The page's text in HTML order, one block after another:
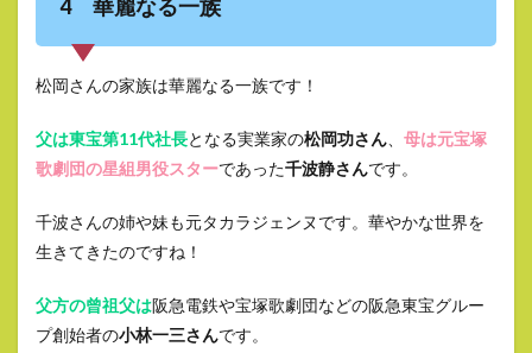
4 華麗なる一族
松岡さんの家族は華麗なる一族です！
父は東宝第11代社長となる実業家の松岡功さん
母は元宝塚
歌劇団の星組男役スターであった千波静さんです。
千波さんの姉や妹も元タカラジェンヌです。華やかな世界を
生きてきたのですね！
父方の曾祖父は阪急電鉄や宝塚歌劇団などの阪急東宝グルー
プ創始者の小林一三さんです。